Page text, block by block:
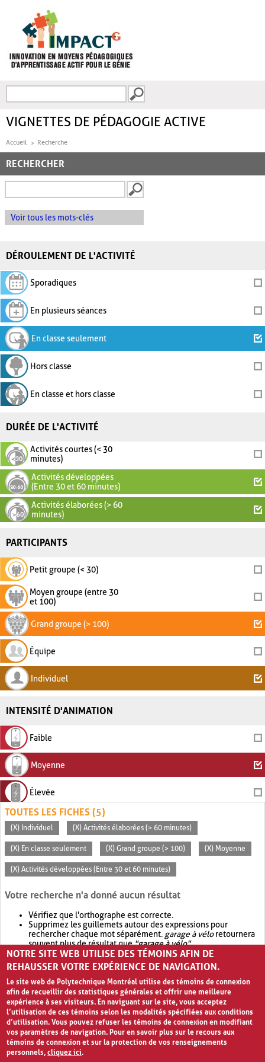
FORMULAIRE DE
VIGNETTES DE PÉDAGOGIE ACTIVE
Accueil Recherche
RECHERCHER
Voir tous les mots-clés
DÉROULEMENT DE L'ACTIVITÉ
Sporadiques
En plusieurs séances
En classe seulement
Hors classe
En classe et hors classe
DURÉE DE L'ACTIVITÉ
Activités courtes (< 30
minutes)
Activités développées
(Entre 30 et 60 minutes)
Activités élaborées (> 60
minutes)
PARTICIPANTS
Petit groupe (< 30)
Moyen groupe (entre 30
et 100)
Grand groupe (> 100)
Équipe
Individuel
INTENSITÉ D'ANIMATION
Faible
Moyenne
Élevée
TOUTES LES FICHES (5)
(X) Individuel (X) Activités élaborées (> 60 minutes)
(X) En classe seulement (X) Grand groupe (> 100) (X) Moyenne
(X) Activités développées (Entre 30 et 60 minutes)
Votre recherche n'a donné aucun résultat
Vérifiez que l'orthographe est correcte.
Supprimez les guillemets autour des expressions pour
rechercher chaque mot séparément. garage à véloretournera
souvent plus de résultat que"garage à vélo".
Envisagez d'élargir votre recherche avec OR.garage OR vélo
retournera souvent plus de résultat quegarage à vélo
NOTRE SITE WEB UTILISE DES TÉMOINS AFIN DE
REHAUSSER VOTRE EXPÉRIENCE DE NAVIGATION.
Le site web de Polytechnique Montréal utilise des témoins de connexion
afin de recueillir des statistiques générales et offrir une meilleure
expérience à ses visiteurs. En naviguant sur le site, vous acceptez
l’utilisation de ces témoins selon les modalités spécifiées aux conditions
d’utilisation. Vous pouvez refuser les témoins de connexion en modifiant
vos paramètres de navigation. Pour en savoir plus sur le recours aux
témoins de connexion et sur la protection de vos renseignements
personnels,cliquez ici.